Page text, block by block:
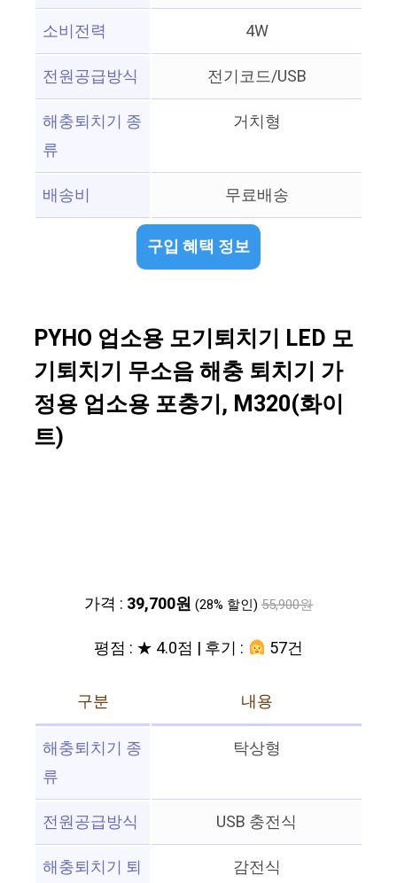
소비전력
4W
전원공급방식
전기코드/USB
해충퇴치기 종
류
거치형
배송비 무료배송
구입 혜택 정보
PYHO 업소용 모기퇴치기 LED 모
기퇴치기 무소음 해충 퇴치기 가
정용 업소용 포충기, M320(화이
트)
가격 : 39,700원 (28% 할인) 55,900원
평점 : ★ 4.0점 | 후기 : 57건
구분
내용
해충퇴치기 종
류
탁상형
전원공급방식
USB 충전식
해충퇴치기 퇴
감전식